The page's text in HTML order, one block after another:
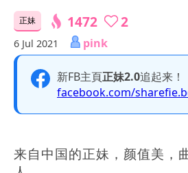
正妹 1472 2
6 Jul 2021 pink
新FB主頁正妹2.0追起来！
facebook.com/
来自中国的正妹，颜值美，